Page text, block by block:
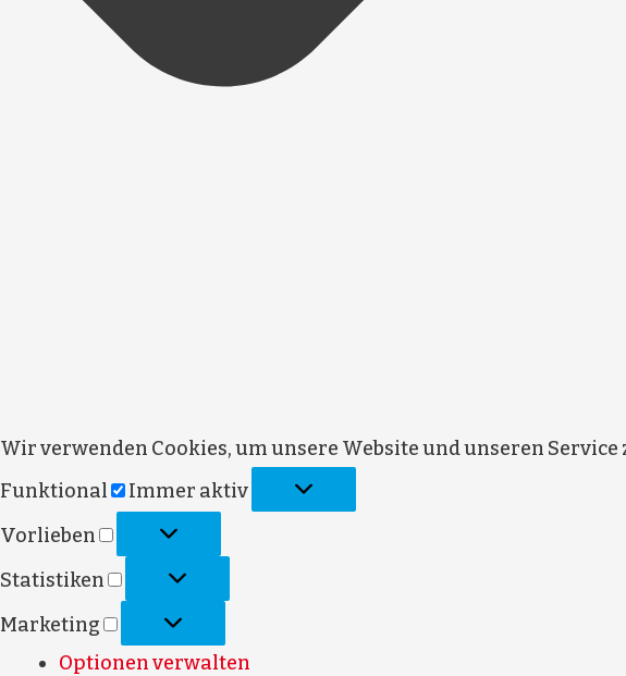
Wir verwenden Cookies, um unsere Website und unseren
Funktional
Immer aktiv
Vorlieben
Statistiken
Marketing
Optionen verwalten